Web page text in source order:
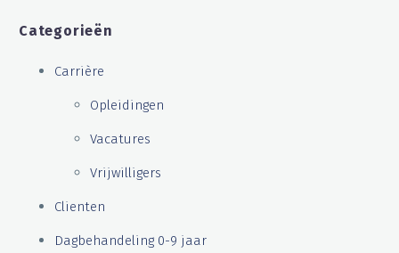
Categorieën
Carrière
Opleidingen
Vacatures
Vrijwilligers
Clienten
Dagbehandeling 0-9 jaar